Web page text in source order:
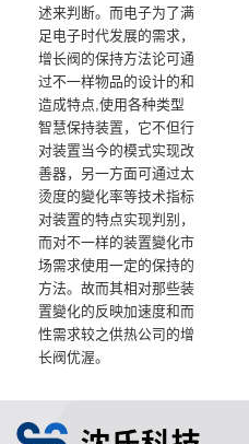
述来判断。而电子为了满
足电子时代发展的需求，
增长阀的保持方法论可通
过不一样物品的设计的和
造成特点,使用各种类型
智慧保持装置，它不但行
对装置当今的模式实现改
善器，另一方面可通过太
烫度的變化率等技术指标
对装置的特点实现判别，
而对不一样的装置變化市
场需求使用一定的保持的
方法。故而其相对那些装
置變化的反映加速度和而
性需求较之供热公司的增
长阀优渥。